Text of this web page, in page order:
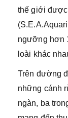
thế giới được
ngưỡng hơn
loài khác
Trên đường
những cánh
ngàn, ba